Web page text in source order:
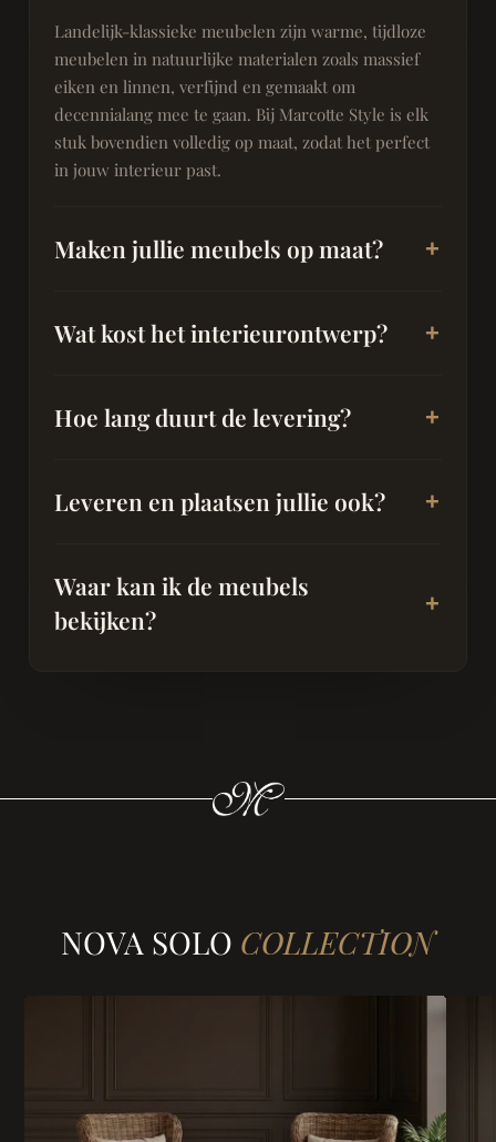
Landelijk-klassieke meubelen zijn warme, tijdloze
meubelen in natuurlijke materialen zoals massief
eiken en linnen, verfijnd en gemaakt om
decennialang mee te gaan. Bij Marcotte Style is elk
stuk bovendien volledig op maat, zodat het perfect
in jouw interieur past.
Maken jullie meubels op maat?
Wat kost het interieurontwerp?
Hoe lang duurt de levering?
Leveren en plaatsen jullie ook?
Waar kan ik de meubels
bekijken?
NOVA SOLO COLLECTION